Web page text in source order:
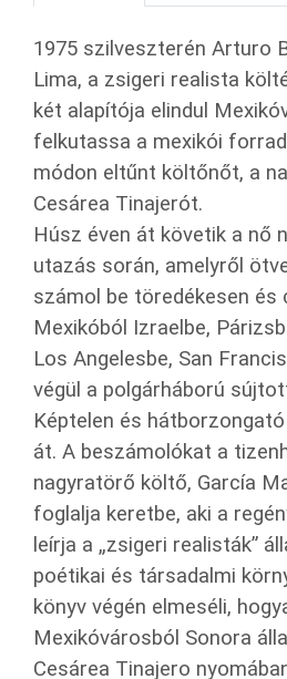
1975 szilveszterén Arturo
Lima, a zsigeri realista
két alapítója elindul
felkutassa a mexikói
módon eltűnt költőnőt, a
Cesárea Tinajerót.
Húsz éven át követik a nő
utazás során, amelyről
számol be töredékesen és
Mexikóból Izraelbe,
Los Angelesbe, San
végül a polgárháború
Képtelen és
át. A beszámolókat a
nagyratörő költő, García
foglalja keretbe, aki a
leírja a „zsigeri realisták”
poétikai és társadalmi
könyv végén elmeséli,
Mexikóvárosból Sonora
Cesárea Tinajero